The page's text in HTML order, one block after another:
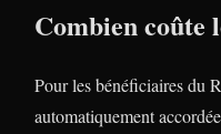
Combien coûte
Pour les bénéficiaires du
automatiquement